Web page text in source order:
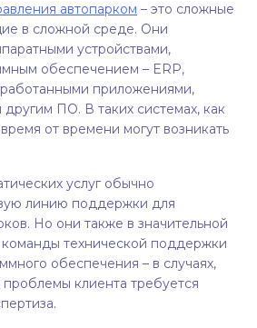
автопарком – это сложные
в сложной среде. Они
устройствами,
обеспечением – ERP,
приложениями,
ПО. В таких системах, как
от времени могут возникать
услуг обычно
линию поддержки для
Но они также в значительной
команды технической поддержки
обеспечения – в случаях,
клиента требуется